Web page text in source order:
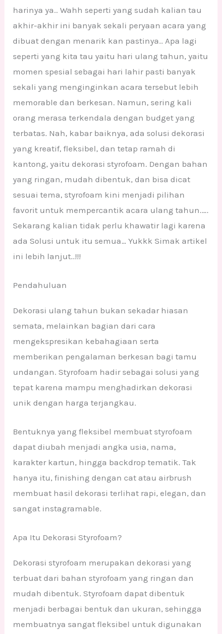
harinya ya.. Wahh seperti yang sudah kalian tau
akhir-akhir ini banyak sekali peryaan acara yang
dibuat dengan menarik kan pastinya.. Apa lagi
seperti yang kita tau yaitu hari ulang tahun, yaitu
momen spesial sebagai hari lahir pasti banyak
sekali yang menginginkan acara tersebut lebih
memorable dan berkesan. Namun, sering kali
orang merasa terkendala dengan budget yang
terbatas. Nah, kabar baiknya, ada solusi dekorasi
yang kreatif, fleksibel, dan tetap ramah di
kantong, yaitu dekorasi styrofoam. Dengan bahan
yang ringan, mudah dibentuk, dan bisa dicat
sesuai tema, styrofoam kini menjadi pilihan
favorit untuk mempercantik acara ulang tahun.….
Sekarang kalian tidak perlu khawatir lagi karena
ada Solusi untuk itu semua… Yukkk Simak artikel
ini lebih lanjut..!!!
Pendahuluan
Dekorasi ulang tahun bukan sekadar hiasan
semata, melainkan bagian dari cara
mengekspresikan kebahagiaan serta
memberikan pengalaman berkesan bagi tamu
undangan. Styrofoam hadir sebagai solusi yang
tepat karena mampu menghadirkan dekorasi
unik dengan harga terjangkau.
Bentuknya yang fleksibel membuat styrofoam
dapat diubah menjadi angka usia, nama,
karakter kartun, hingga backdrop tematik. Tak
hanya itu, finishing dengan cat atau airbrush
membuat hasil dekorasi terlihat rapi, elegan, dan
sangat instagramable.
Apa Itu Dekorasi Styrofoam?
Dekorasi styrofoam merupakan dekorasi yang
terbuat dari bahan styrofoam yang ringan dan
mudah dibentuk. Styrofoam dapat dibentuk
menjadi berbagai bentuk dan ukuran, sehingga
membuatnya sangat fleksibel untuk digunakan